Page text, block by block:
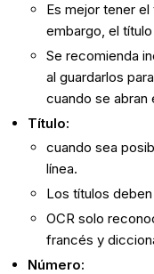
Es mejor tener
embargo, el
Se recomienda
al guardarlos
cuando se abran
Título:
cuando sea
línea.
Los títulos
OCR solo
francés y
Número: